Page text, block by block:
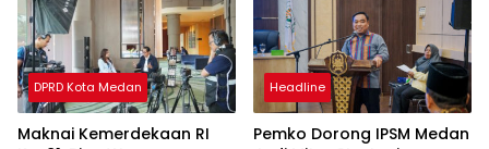
DPRD Kota Medan
Maknai Kemerdekaan RI
Headline
Pemko Dorong IPSM Medan